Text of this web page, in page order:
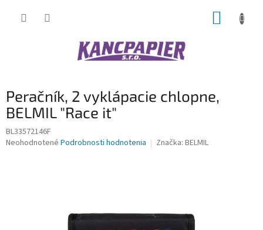
Peračník, 2 vyklápacie chlopne,
BELMIL "Race it"
BL33572146F
Priemerné
Neohodnotené Podrobnosti hodnotenia Značka: BELMIL